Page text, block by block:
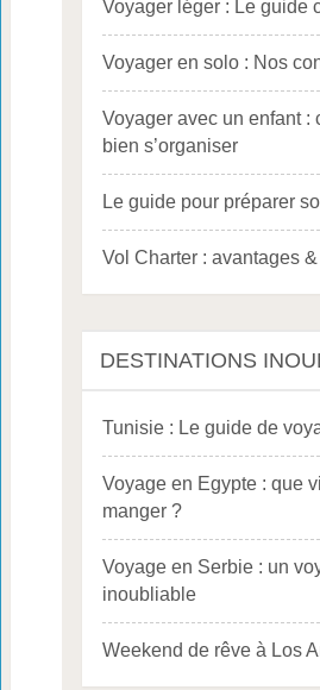
Voyager léger : Le guide
Voyager en solo : Nos
Voyager avec un enfant :
bien s’organiser
Le guide pour préparer
Vol Charter : avantages
DESTINATIONS
Tunisie : Le guide de
Voyage en Egypte : que
manger ?
Voyage en Serbie : un
inoubliable
Weekend de rêve à Los